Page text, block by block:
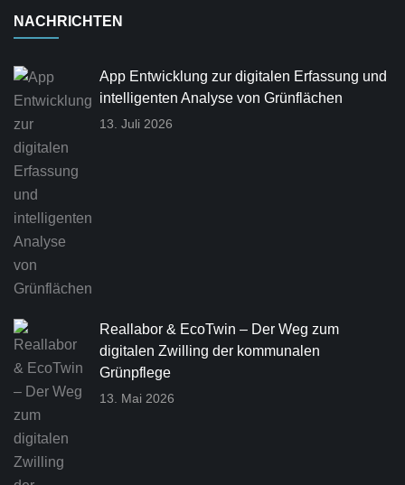
NACHRICHTEN
App Entwicklung zur digitalen Erfassung und
intelligenten Analyse von Grünflächen
13. Juli 2026
Reallabor & EcoTwin – Der Weg zum
digitalen Zwilling der kommunalen
Grünpflege
13. Mai 2026